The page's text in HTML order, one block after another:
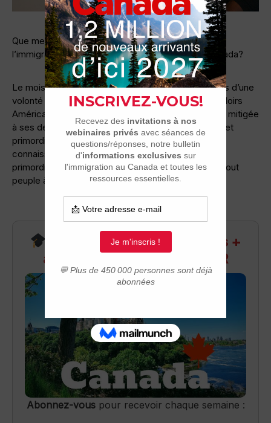
Que me souhaiter à moi femme Noire issue de
l’immigration ici en région, ici au Québec, ici au Canada?
Le mois de l’histoire des Noirs est né aux États-Unis d’une
volonté initiale de coordonner l’enseignement des Noirs
Américains dans les écoles publiques. Une initiative mitigée
à ses débuts mais qui s’est vue devenir essentielle et
primordiale quand on sait que l’éducation et la
connaissance de son histoire est essentielle voire
primordiale à la survie physique et intellectuelle de tout
peuple à fortiori les Noirs américains (…)
Recevez infos exclusives +
accès aux webinaires Q&R
Abonnez-vouspour recevoir chaque semaine :